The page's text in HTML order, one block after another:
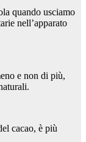
quando usciamo
nell’apparato
e non di più,
cacao, è più